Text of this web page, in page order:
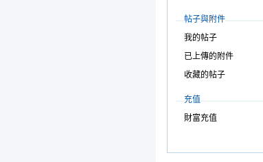
帖子與附件
我的帖子
已上傳的附件
收藏的帖子
充值
財富充值